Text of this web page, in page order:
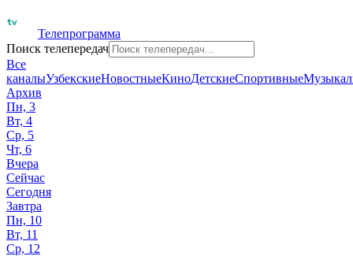
Телепрограмма
Поиск телепередач
Все
каналыУзбекскиеНовостныеКиноДетскиеСпортивные
Архив
Пн, 3
Вт, 4
Ср, 5
Чт, 6
Вчера
Сейчас
Сегодня
Завтра
Пн, 10
Вт, 11
Ср, 12